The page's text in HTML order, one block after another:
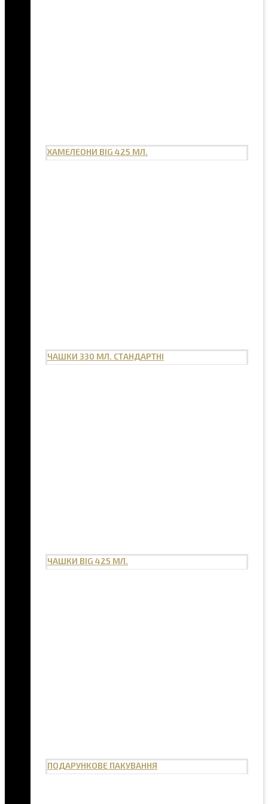
ХАМЕЛЕОНИ BIG 425 МЛ.
ЧАШКИ 330 МЛ. СТАНДАРТНІ
ЧАШКИ BIG 425 МЛ.
ПОДАРУНКОВЕ ПАКУВАННЯ